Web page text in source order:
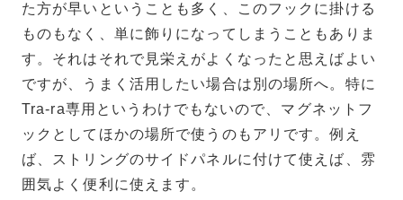
た方が早いということも多く、このフックに掛ける
ものもなく、単に飾りになってしまうこともありま
す。それはそれで見栄えがよくなったと思えばよい
ですが、うまく活用したい場合は別の場所へ。特に
Tra-ra専用というわけでもないので、マグネットフ
ックとしてほかの場所で使うのもアリです。例え
ば、ストリングのサイドパネルに付けて使えば、雰
囲気よく便利に使えます。